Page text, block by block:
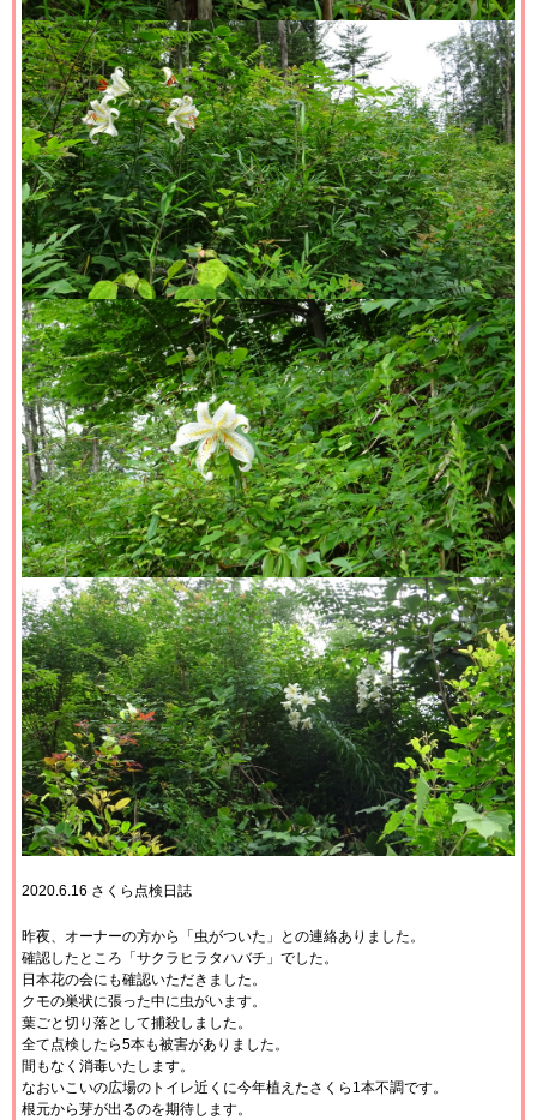
2020.6.16 さくら点検日誌
昨夜、オーナーの方から「虫がついた」との連絡ありました。
確認したところ「サクラヒラタハバチ」でした。
日本花の会にも確認いただきました。
クモの巣状に張った中に虫がいます。
葉ごと切り落として捕殺しました。
全て点検したら5本も被害がありました。
間もなく消毒いたします。
なおいこいの広場のトイレ近くに今年植えたさくら1本不調です。
根元から芽が出るのを期待します。